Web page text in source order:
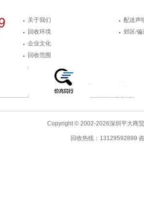
关于我们
回收环境
企业文化
回收范围
配送声
郊区/
Copyright © 2002-2026深圳平大商
回收热线：13129592899